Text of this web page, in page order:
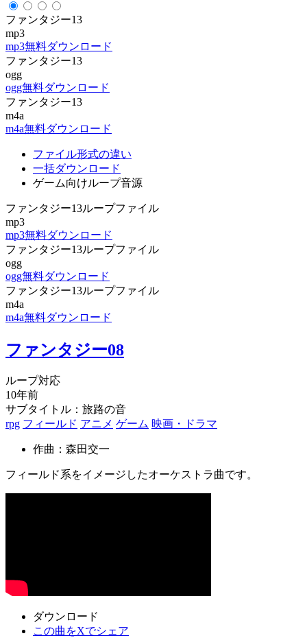
ファンタジー13
mp3
mp3無料ダウンロード
ファンタジー13
ogg
ogg無料ダウンロード
ファンタジー13
m4a
m4a無料ダウンロード
ファイル形式の違い
一括ダウンロード
ゲーム向けループ音源
ファンタジー13ループファイル
mp3
mp3無料ダウンロード
ファンタジー13ループファイル
ogg
ogg無料ダウンロード
ファンタジー13ループファイル
m4a
m4a無料ダウンロード
ファンタジー08
ループ対応
10年前
サブタイトル：旅路の音
rpg フィールド アニメ ゲーム 映画・ドラマ
作曲：森田交一
フィールド系をイメージしたオーケストラ曲です。
ダウンロード
この曲をXでシェア